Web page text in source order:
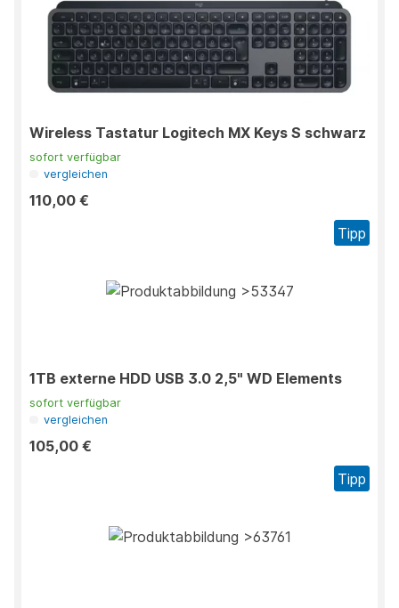
Wireless Tastatur Logitech MX Keys S schwarz
sofort verfügbar
vergleichen
110,00 €
Tipp
1TB externe HDD USB 3.0 2,5" WD Elements
sofort verfügbar
vergleichen
105,00 €
Tipp